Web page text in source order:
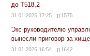
до Т518,2
31.01.2025 17:25 1575
Экс-руководителю
вынесли приговор за
31.01.2025 16:54 1642